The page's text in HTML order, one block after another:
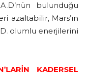
bulunduğu
azaltabilir, Mars’ın
olumlu enerjilerini
KADERSEL